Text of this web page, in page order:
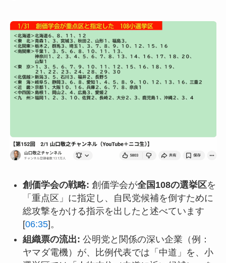
創価学会の戦略: 創価学会が全国108の選挙区を
「重点区」に指定し、自民党候補を倒すために
総攻撃をかける指示を出したと述べています
[06:35]。
組織票の流出: 公明党と関係の深い企業（例：
ヤマダ電機）が、比例代表では「中道」を、小